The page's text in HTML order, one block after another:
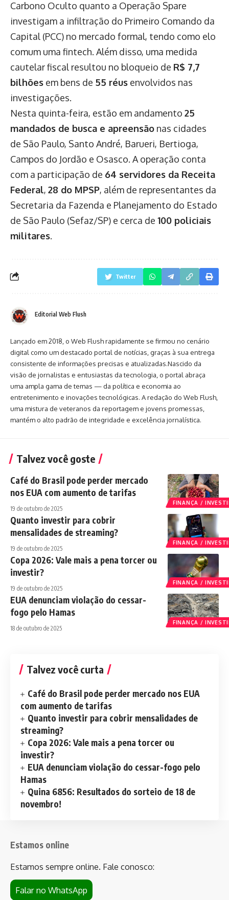
Carbono Oculto quanto a Operação Spare
investigam a infiltração do Primeiro Comando da
Capital (PCC) no mercado formal, tendo como elo
comum uma fintech. Além disso, uma medida
cautelar fiscal resultou no bloqueio de R$ 7,7
bilhões em bens de 55 réus envolvidos nas
investigações.
Nesta quinta-feira, estão em andamento 25
mandados de busca e apreensão nas cidades
de São Paulo, Santo André, Barueri, Bertioga,
Campos do Jordão e Osasco. A operação conta
com a participação de 64 servidores da Receita
Federal, 28 do MPSP, além de representantes da
Secretaria da Fazenda e Planejamento do Estado
de São Paulo (Sefaz/SP) e cerca de 100 policiais
militares.
Twitter
Editorial Web Flush
Lançado em 2018, o Web Flush rapidamente se firmou no cenário
digital como um destacado portal de notícias, graças à sua entrega
consistente de informações precisas e atualizadas.Nascido da
visão de jornalistas e entusiastas da tecnologia, o portal abraça
uma ampla gama de temas — da política e economia ao
entretenimento e inovações tecnológicas. A redação do Web Flush,
uma mistura de veteranos da reportagem e jovens promessas,
mantém o alto padrão de integridade e excelência jornalística.
Talvez você goste
FINANÇA /
Café do Brasil pode perder mercado
nos EUA com aumento de tarifas
19 de outubro de 2025
FINANÇA /
Quanto investir para cobrir
mensalidades de streaming?
19 de outubro de 2025
FINANÇA /
Copa 2026: Vale mais a pena torcer ou
investir?
19 de outubro de 2025
FINANÇA /
EUA denunciam violação do cessar-
fogo pelo Hamas
18 de outubro de 2025
Talvez você curta
Café do Brasil pode perder mercado nos EUA
com aumento de tarifas
Quanto investir para cobrir mensalidades de
streaming?
Copa 2026: Vale mais a pena torcer ou
investir?
EUA denunciam violação do cessar-fogo pelo
Hamas
Quina 6856: Resultados do sorteio de 18 de
novembro!
Estamos online
Estamos sempre online. Fale conosco:
Falar no WhatsApp